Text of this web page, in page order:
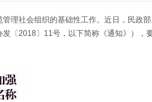
政府组织
影响力投资
特殊需要家
理社会组织的基础性工作。近日，民政
发〔2018〕11号，以下简称《通知》），